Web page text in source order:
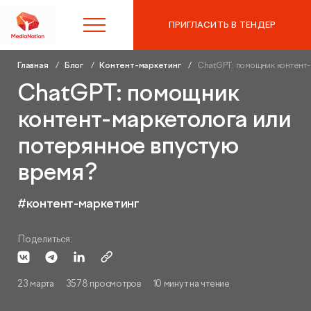
Контекстная реклама в
Яндекс.Директ
Аудит контекстной рекламы
SEO-продвижение
Вывод сайта из-под фильтров и санкций
Digital Marketing
8 (495) 215-10-97
ПРИГЛАСИТЬ В ТЕНДЕР
Главная Блог Контент-маркетинг ChatGPT: помощник
ChatGPT: помощник
контент-маркетолога или
потерянное впустую
время?
#контент-маркетинг
Поделиться:
23 марта 3578 просмотров 10 минут на чтение